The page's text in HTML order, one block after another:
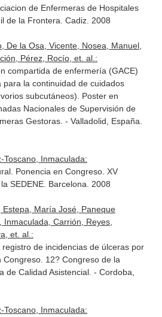
de Enfermeras de Hospitales
de la Frontera. Cadiz. 2008
De la Osa, Vicente, Nosea, Manuel,
Pérez, Rocío, et. al.:
compartida de enfermería (GACE)
para la continuidad de cuidados
subcutáneos). Poster en
Nacionales de Supervisión de
Gestoras. - Valladolid, España.
Toscano, Inmaculada:
Ponencia en Congreso. XV
SEDENE. Barcelona. 2008
Estepa, María José, Paneque
Inmaculada, Carrión, Reyes,
et. al.:
de incidencias de úlceras por
Congreso. 12? Congreso de la
de Calidad Asistencial. - Cordoba,
Toscano, Inmaculada: